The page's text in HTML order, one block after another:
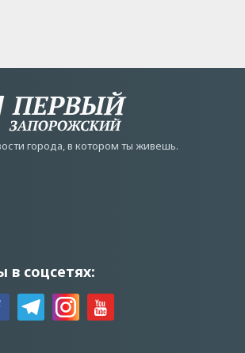
города, в котором ты живешь.
в соцсетях: